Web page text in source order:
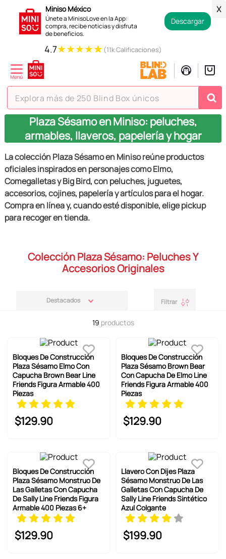
Miniso México
Únete a MinisoLove en la App:
compra, recibe noticias y disfruta
de beneficios.
Descargar
X
4.7★★★★★ (11k Calificaciones)
Explora más de 250 Blind Box únicos
Plaza Sésamo en Miniso: peluches,
armables, llaveros, papelería y hogar
La colección Plaza Sésamo en Miniso reúne productos
oficiales inspirados en personajes como Elmo,
Comegalletas y Big Bird, con peluches, juguetes,
accesorios, cojines, papelería y artículos para el hogar.
Compra en línea y, cuando esté disponible, elige pickup
para recoger en tienda.
Colección Plaza Sésamo: Peluches Y
Accesorios Originales
Destacados Filtrar
19 productos
Bloques De Construcción
Plaza Sésamo Elmo Con
Capucha Brown Bear Line
Friends Figura Armable 400
Piezas
$129.90
Bloques De Construcción
Plaza Sésamo Brown Bear
Con Capucha De Elmo Line
Friends Figura Armable 400
Piezas
$129.90
Bloques De Construcción
Plaza Sésamo Monstruo De
Las Galletas Con Capucha
De Sally Line Friends Figura
Armable 400 Piezas 6+
$129.90
Llavero Con Dijes Plaza
Sésamo Monstruo De Las
Galletas Con Capucha De
Sally Line Friends Sintético
Azul Colgante
$199.90
TÉRMINOS MÁS BUSCADOS
1.
hello kitty
2.
spiderman
peluche
4.
osito cariñosito
5.
blind box
chiikawas